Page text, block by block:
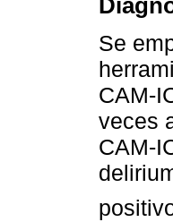
Se
CAM-
veces
CAM-